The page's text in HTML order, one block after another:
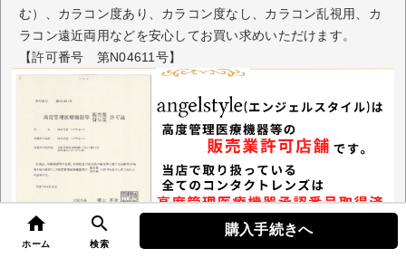
home
ホーム
search
検索
購入手続きへ
む）、カラコン度あり、カラコン度なし、カラコン乱視用、カ
ラコン遠近両用などを安心してお買い求めいただけます。
【許可番号 第N04611号】